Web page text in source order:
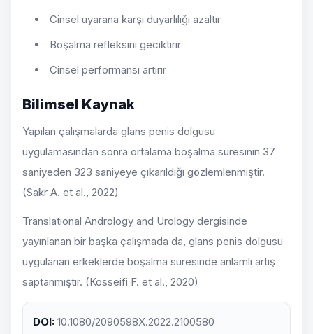
Cinsel uyarana karşı duyarlılığı azaltır
Boşalma refleksini geciktirir
Cinsel performansı artırır
Bilimsel Kaynak
Yapılan çalışmalarda glans penis dolgusu
uygulamasından sonra ortalama boşalma süresinin 37
saniyeden 323 saniyeye çıkarıldığı gözlemlenmiştir.
(Sakr A. et al., 2022)
Translational Andrology and Urology dergisinde
yayınlanan bir başka çalışmada da, glans penis dolgusu
uygulanan erkeklerde boşalma süresinde anlamlı artış
saptanmıştır. (Kosseifi F. et al., 2020)
DOI: 10.1080/2090598X.2022.2100580